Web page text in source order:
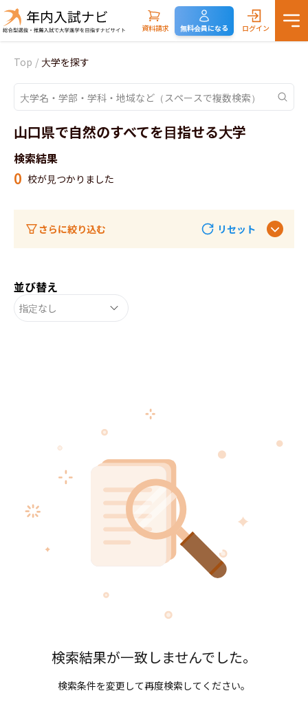
資料請求 無料会員になる ログイン
Top / 大学を探す
山口県で自然のすべてを目指せる大学
検索結果
0 校が見つかりました
さらに絞り込む リセット
並び替え
指定なし
検索結果が一致しませんでした。
検索条件を変更して再度検索してください。